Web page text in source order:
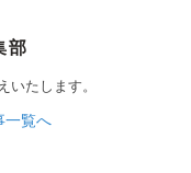
部
いたします。
一覧へ